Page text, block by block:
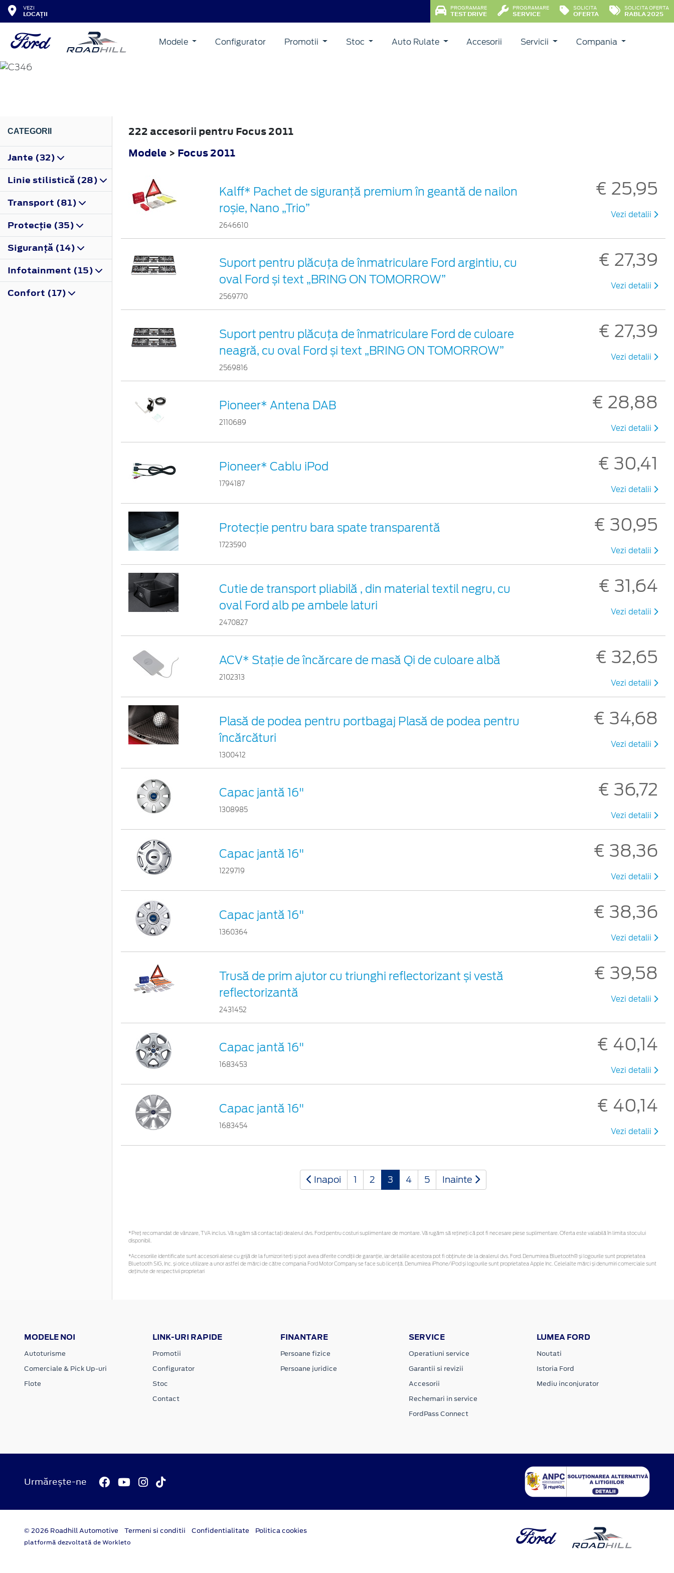
VEZI
LOCAȚII
PROGRAMARE
TEST DRIVE
PROGRAMARE
SERVICE
SOLICITA
OFERTA
SOLICITA OFERTA
RABLA 2025
Modele Configurator Promotii Stoc Auto Rulate Accesorii Servicii Compania
FOCUS
CATEGORII
Jante (32)
Linie stilistică (28)
Transport (81)
Protecţie (35)
Siguranţă (14)
Infotainment (15)
Confort (17)
222 accesorii pentru Focus 2011
Modele > Focus 2011
Kalff* Pachet de siguranţă premium în geantă de nailon
roșie, Nano „Trio”
2646610
€ 25,95
Vezi detalii
Suport pentru plăcuța de înmatriculare Ford argintiu, cu
oval Ford și text „BRING ON TOMORROW”
2569770
€ 27,39
Vezi detalii
Suport pentru plăcuța de înmatriculare Ford de culoare
neagră, cu oval Ford și text „BRING ON TOMORROW”
2569816
€ 27,39
Vezi detalii
Pioneer* Antena DAB
2110689
€ 28,88
Vezi detalii
Pioneer* Cablu iPod
1794187
€ 30,41
Vezi detalii
Protecţie pentru bara spate transparentă
1723590
€ 30,95
Vezi detalii
Cutie de transport pliabilă , din material textil negru, cu
oval Ford alb pe ambele laturi
2470827
€ 31,64
Vezi detalii
ACV* Stație de încărcare de masă Qi de culoare albă
2102313
€ 32,65
Vezi detalii
Plasă de podea pentru portbagaj Plasă de podea pentru
încărcături
1300412
€ 34,68
Vezi detalii
Capac jantă 16"
1308985
€ 36,72
Vezi detalii
Capac jantă 16"
1229719
€ 38,36
Vezi detalii
Capac jantă 16"
1360364
€ 38,36
Vezi detalii
Trusă de prim ajutor cu triunghi reflectorizant și vestă
reflectorizantă
2431452
€ 39,58
Vezi detalii
Capac jantă 16"
1683453
€ 40,14
Vezi detalii
Capac jantă 16"
1683454
€ 40,14
Vezi detalii
Inapoi 1 2 3 4 5 Inainte
*Preţ recomandat de vânzare, TVA inclus. Vă rugăm să contactaţi dealerul dvs. Ford pentru costuri suplimentare de montare. Vă rugăm să rețineți că pot fi necesare piese suplimentare. Oferta este valabilă în limita stocului
disponibil.
*Accesoriile identificate sunt accesorii alese cu grijă de la furnizori terți și pot avea diferite condiții de garanție, iar detaliile acestora pot fi obținute de la dealerul dvs. Ford. Denumirea Bluetooth® și logourile sunt proprietatea
Bluetooth SIG, Inc. și orice utilizare a unor astfel de mărci de către compania Ford Motor Company se face sub licență. Denumirea iPhone/iPod și logourile sunt proprietatea Apple Inc. Celelalte mărci și denumiri comerciale sunt
deținute de respectivii proprietari
MODELE NOI
Autoturisme
Comerciale & Pick Up-uri
Flote
LINK-URI RAPIDE
Promotii
Configurator
Stoc
Contact
FINANTARE
Persoane fizice
Persoane juridice
SERVICE
Operatiuni service
Garantii si revizii
Accesorii
Rechemari in service
FordPass Connect
LUMEA FORD
Noutati
Istoria Ford
Mediu inconjurator
Urmărește-ne
© 2026 Roadhill Automotive Termeni si conditii Confidentialitate Politica cookies
platformă dezvoltată de Workleto